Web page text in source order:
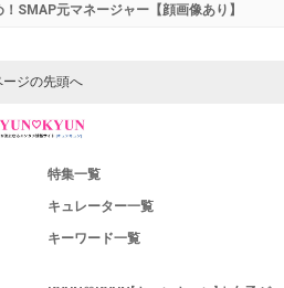
SMAP元マネージャー【顔画像あり】
ージの先頭へ
特集一覧
キュレーター一覧
キーワード一覧